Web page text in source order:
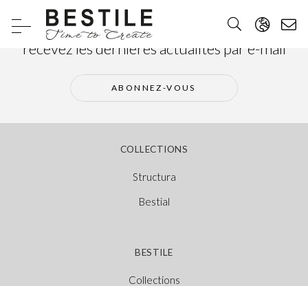
Abonnez-vous à notre newsletter et
recevez les dernières actualités par e-mail
ABONNEZ-VOUS
COLLECTIONS
Structura
Bestial
BESTILE
Collections